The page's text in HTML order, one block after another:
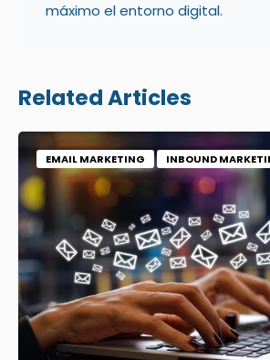
máximo el entorno digital.
Related Articles
EMAIL MARKETING INBOUND